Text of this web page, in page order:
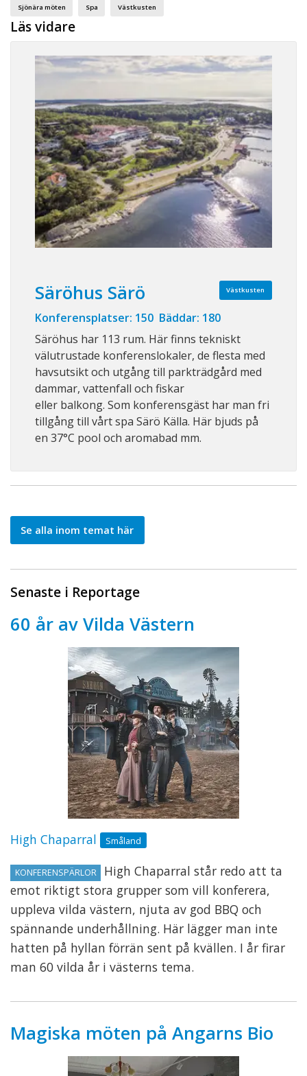
Sjönära möten Spa Västkusten
Läs vidare
Västkusten
Säröhus Särö
Konferensplatser: 150 Bäddar: 180
Säröhus har 113 rum. Här finns tekniskt
välutrustade konferenslokaler, de flesta med
havsutsikt och utgång till parkträdgård med
dammar, vattenfall och fiskar
eller balkong. Som konferensgäst har man fri
tillgång till vårt spa Särö Källa. Här bjuds på
en 37°C pool och aromabad mm.
Se alla inom temat här
Senaste i Reportage
60 år av Vilda Västern
High Chaparral Småland
KONFERENSPÄRLOR
High Chaparral står redo att ta
emot riktigt stora grupper som vill konferera,
uppleva vilda västern, njuta av god BBQ och
spännande underhållning. Här lägger man inte
hatten på hyllan förrän sent på kvällen. I år firar
man 60 vilda år i västerns tema.
Magiska möten på Angarns Bio